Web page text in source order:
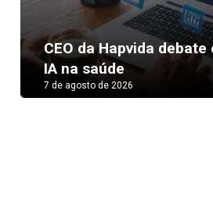
CEO da Hapvida
IA na saúde
7 de agosto de 2026